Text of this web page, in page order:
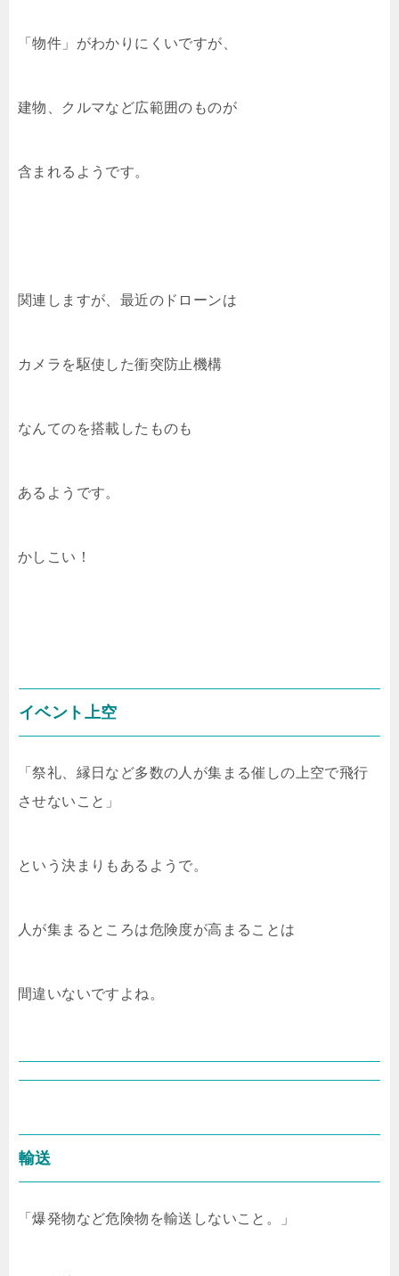
「物件」がわかりにくいですが、
建物、クルマなど広範囲のものが
含まれるようです。
関連しますが、最近のドローンは
カメラを駆使した衝突防止機構
なんてのを搭載したものも
あるようです。
かしこい！
イベント上空
「祭礼、縁日など多数の人が集まる催しの上空で飛行
させないこと」
という決まりもあるようで。
人が集まるところは危険度が高まることは
間違いないですよね。
輸送
「爆発物など危険物を輸送しないこと。」